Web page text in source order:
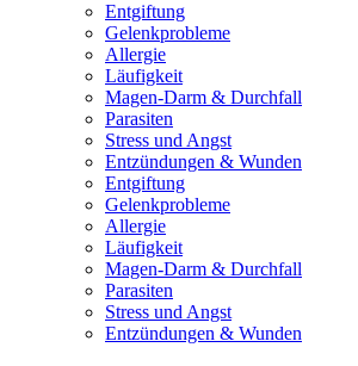
Entgiftung
Gelenkprobleme
Allergie
Läufigkeit
Magen-Darm & Durchfall
Parasiten
Stress und Angst
Entzündungen & Wunden
Entgiftung
Gelenkprobleme
Allergie
Läufigkeit
Magen-Darm & Durchfall
Parasiten
Stress und Angst
Entzündungen & Wunden